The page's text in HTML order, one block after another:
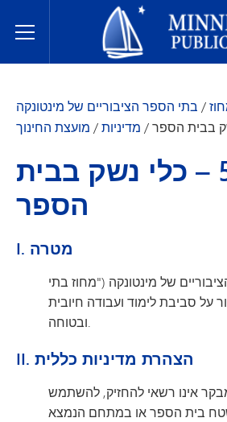
Toggle Menu
הציבוריים של מינטונקה
בתי הספר הציבוריים של מינטונקה /
מועצת החינוך /מדיניות /
נוהל 501 – כלי נשק בבית
הספר
I. מטרה
של מינטונקה ("מחוז בתי
על סביבת לימוד ועבודה חיובית
ובטוחה.
II. הצהרת מדיניות כללית
אינו רשאי להחזיק, להשתמש
בית הספר או במתחם הנמצא